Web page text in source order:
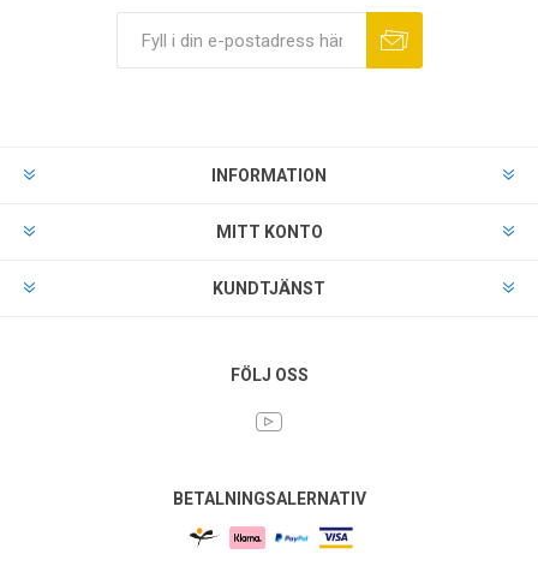
INFORMATION
MITT KONTO
KUNDTJÄNST
FÖLJ OSS
BETALNINGSALERNATIV